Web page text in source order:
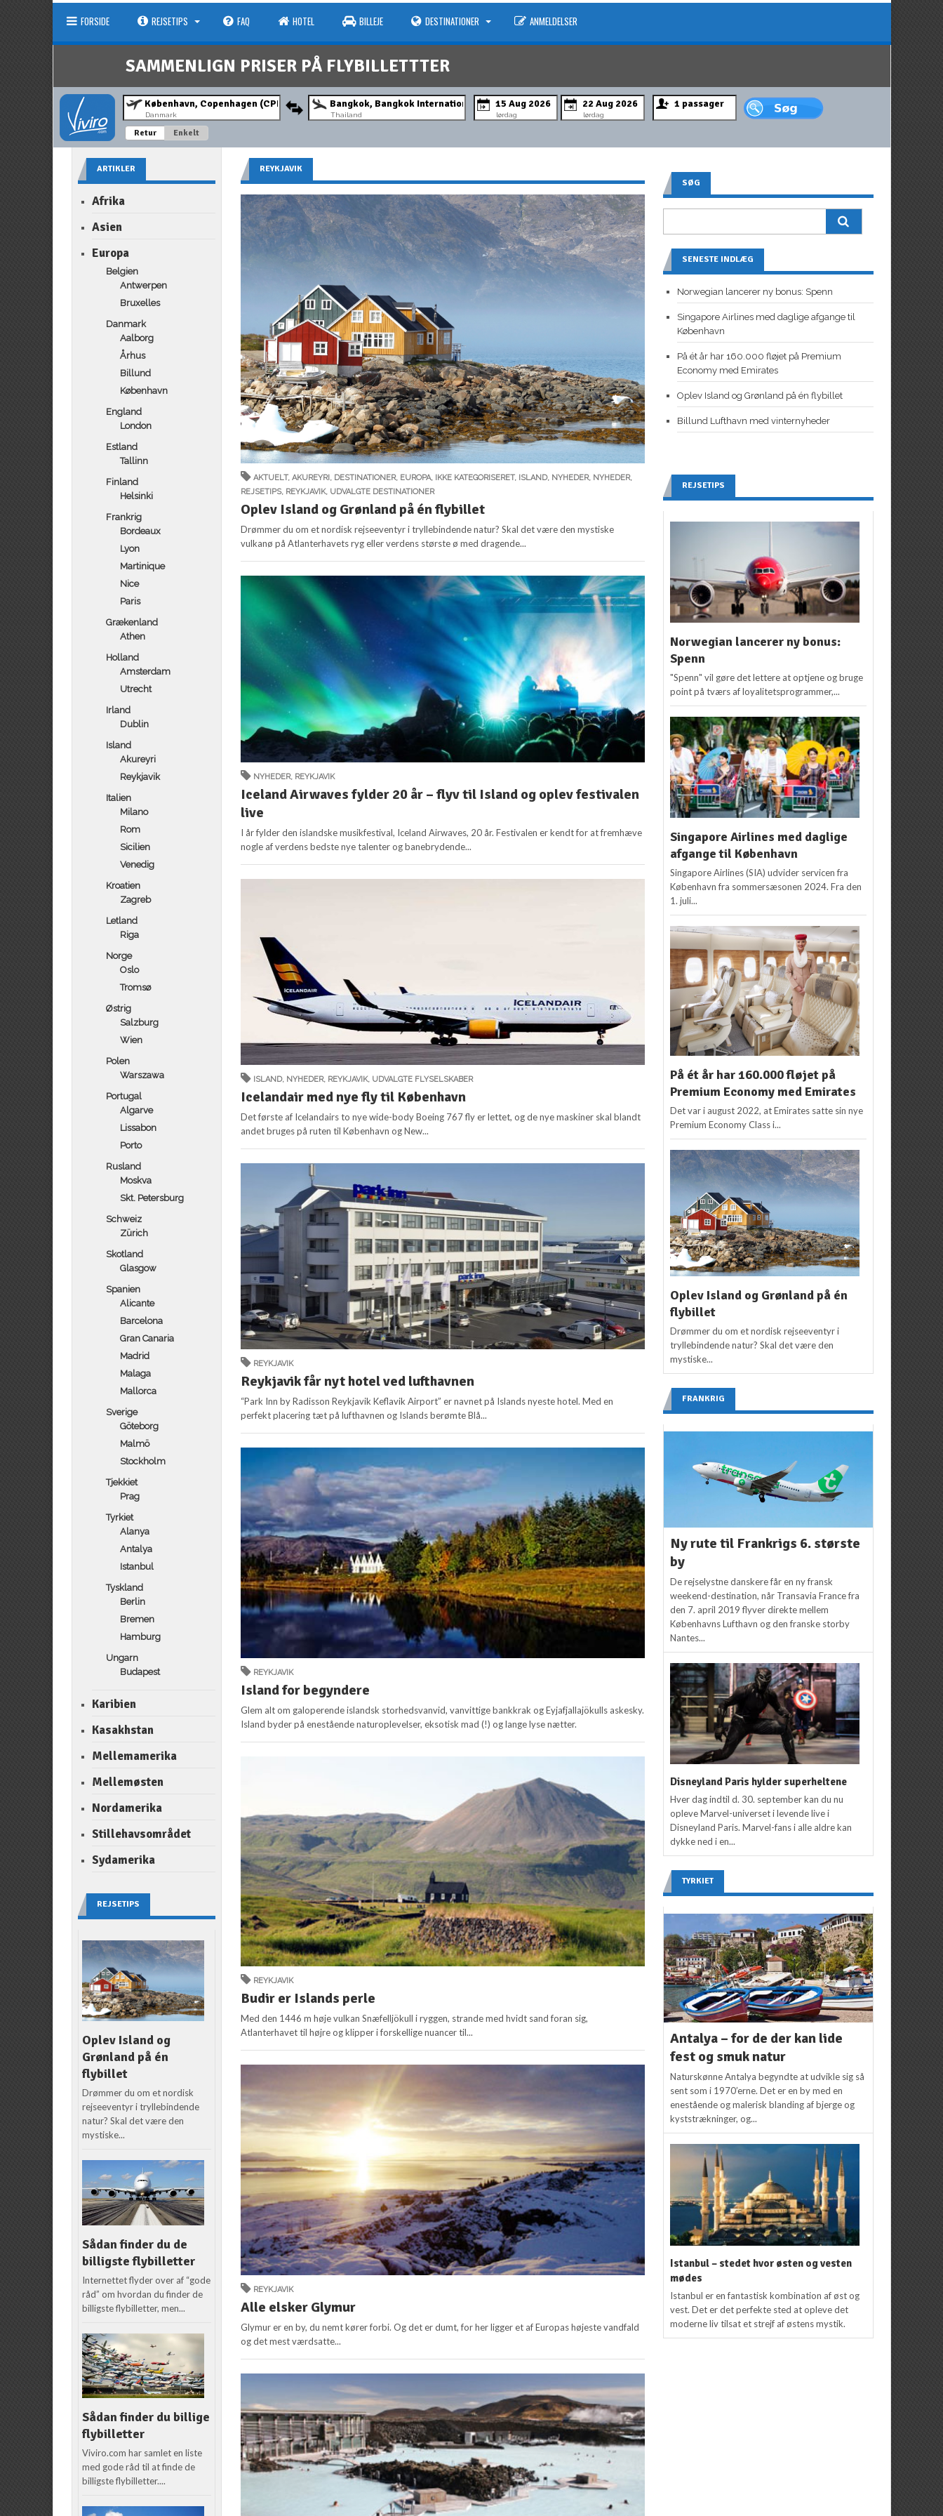
FORSIDE REJSETIPS FAQ HOTEL BILLEJE DESTINATIONER ANMELDELSER
SAMMENLIGN PRISER PÅ FLYBILLETTTER
Danmark Thailand lørdag lørdag
Retur Enkelt
REYKJAVIK
AKTUELT,AKUREYRI , DESTINATIONER, EUROPA, IKKE KATEGORISERET, ISLAND, NYHEDER, NYHEDER,
REJSETIPS, REYKJAVIK, UDVALGTE DESTINATIONER
Oplev Island og Grønland på én flybillet
Drømmer du om et nordisk rejseeventyr i tryllebindende natur? Skal det være den mystiske
vulkanø på Atlanterhavets ryg eller verdens største ø med dragende...
NYHEDER, REYKJAVIK
Iceland Airwaves fylder 20 år – flyv til Island og oplev festivalen
live
I år fylder den islandske musikfestival, Iceland Airwaves, 20 år. Festivalen er kendt for at fremhæve
nogle af verdens bedste nye talenter og banebrydende...
ISLAND, NYHEDER, REYKJAVIK, UDVALGTE FLYSELSKABER
Icelandair med nye fly til København
Det første af Icelandairs to nye wide-body Boeing 767 fly er lettet, og de nye maskiner skal blandt
andet bruges på ruten til København og New...
REYKJAVIK
Reykjavik får nyt hotel ved lufthavnen
“Park Inn by Radisson Reykjavik Keflavik Airport” er navnet på Islands nyeste hotel. Med en
perfekt placering tæt på lufthavnen og Islands berømte Blå...
REYKJAVIK
Island for begyndere
Glem alt om galoperende islandsk storhedsvanvid, vanvittige bankkrak og Eyjafjallajökulls askesky.
Island byder på enestående naturoplevelser, eksotisk mad (!) og lange lyse nætter.
REYKJAVIK
Budir er Islands perle
Med den 1446 m høje vulkan Snæfelljökull i ryggen, strande med hvidt sand foran sig,
Atlanterhavet til højre og klipper i forskellige nuancer til...
REYKJAVIK
Alle elsker Glymur
Glymur er en by, du nemt kører forbi. Og det er dumt, for her ligger et af Europas højeste vandfald
og det mest værdsatte...
ARTIKLER
Afrika
Asien
Europa
Belgien
Antwerpen
Bruxelles
Danmark
Aalborg
Århus
Billund
København
England
London
Estland
Tallinn
Finland
Helsinki
Frankrig
Bordeaux
Lyon
Martinique
Nice
Paris
Grækenland
Athen
Holland
Amsterdam
Utrecht
Irland
Dublin
Island
Akureyri
Reykjavik
Italien
Milano
Rom
Sicilien
Venedig
Kroatien
Zagreb
Letland
Riga
Norge
Oslo
Tromsø
Østrig
Salzburg
Wien
Polen
Warszawa
Portugal
Algarve
Lissabon
Porto
Rusland
Moskva
Skt. Petersburg
Schweiz
Zürich
Skotland
Glasgow
Spanien
Alicante
Barcelona
Gran Canaria
Madrid
Malaga
Mallorca
Sverige
Göteborg
Malmö
Stockholm
Tjekkiet
Prag
Tyrkiet
Alanya
Antalya
Istanbul
Tyskland
Berlin
Bremen
Hamburg
Ungarn
Budapest
Karibien
Kasakhstan
Mellemamerika
Mellemøsten
Nordamerika
Stillehavsområdet
Sydamerika
REJSETIPS
Oplev Island og
Grønland på én
flybillet
Drømmer du om et nordisk
rejseeventyr i tryllebindende
natur? Skal det være den
mystiske...
Sådan finder du de
billigste flybilletter
Internettet flyder over af “gode
råd” om hvordan du finder de
billigste flybilletter, men...
Sådan finder du billige
flybilletter
Viviro.com har samlet en liste
med gode råd til at finde de
billigste flybilletter....
SØG
SENESTE INDLÆG
Norwegian lancerer ny bonus: Spenn
Singapore Airlines med daglige afgange til
København
På ét år har 160.000 fløjet på Premium
Economy med Emirates
Oplev Island og Grønland på én flybillet
Billund Lufthavn med vinternyheder
REJSETIPS
Norwegian lancerer ny bonus:
Spenn
"Spenn" vil gøre det lettere at optjene og bruge
point på tværs af loyalitetsprogrammer,...
Singapore Airlines med daglige
afgange til København
Singapore Airlines (SIA) udvider servicen fra
København fra sommersæsonen 2024. Fra den
1. juli...
På ét år har 160.000 fløjet på
Premium Economy med Emirates
Det var i august 2022, at Emirates satte sin nye
Premium Economy Class i...
Oplev Island og Grønland på én
flybillet
Drømmer du om et nordisk rejseeventyr i
tryllebindende natur? Skal det være den
mystiske...
FRANKRIG
Ny rute til Frankrigs 6. største
by
De rejselystne danskere får en ny fransk
weekend-destination, når Transavia France fra
den 7. april 2019 flyver direkte mellem
Københavns Lufthavn og den franske storby
Nantes...
Disneyland Paris hylder superheltene
Hver dag indtil d. 30. september kan du nu
opleve Marvel-universet i levende live i
Disneyland Paris. Marvel-fans i alle aldre kan
dykke ned i en...
TYRKIET
Antalya – for de der kan lide
fest og smuk natur
Naturskønne Antalya begyndte at udvikle sig så
sent som i 1970’erne. Det er en by med en
enestående og malerisk blanding af bjerge og
kyststrækninger, og...
Istanbul – stedet hvor østen og vesten
mødes
Istanbul er en fantastisk kombination af øst og
vest. Det er det perfekte sted at opleve det
moderne liv tilsat et strejf af østens mystik.